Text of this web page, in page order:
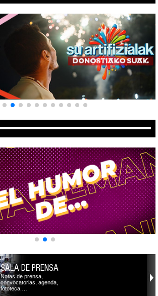
SALA DE PRENSA
Notas de prensa,
convocatorias, agenda,
fototeca,…